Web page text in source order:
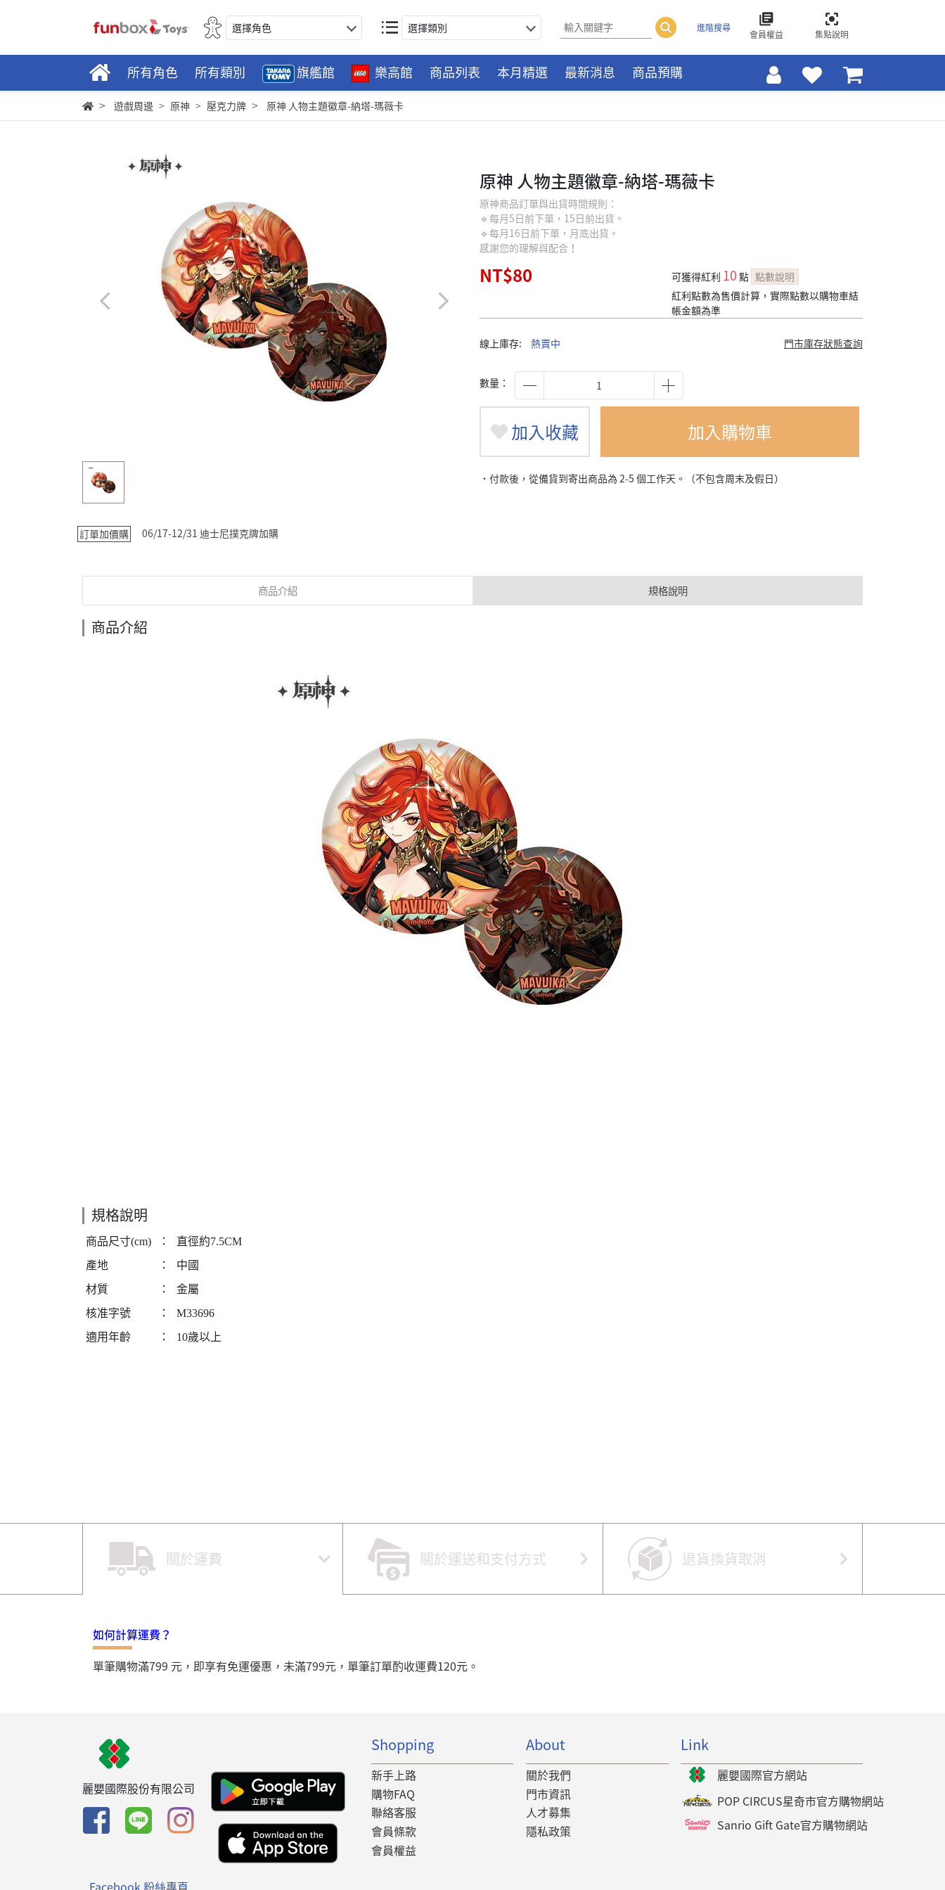
選擇角色 選擇類別 進階搜尋
會員權益 集點說明
所有角色 所有類別 旗艦館 樂高館 商品列表 本月精選 最新消息 商品預購
遊戲周邊 原神 壓克力牌 原神 人物主題徽章-納塔-瑪薇卡
原神 人物主題徽章-納塔-瑪薇卡
原神商品訂單與出貨時間規則：
🔹每月5日前下單，15日前出貨。
🔹每月16日前下單，月底出貨。
感謝您的理解與配合！
NT$80 可獲得紅利 10 點 點數說明
紅利點數為售價計算，實際點數以購物車結
帳金額為準
線上庫存: 熱賣中 門市庫存狀態查詢
數量：
加入收藏 加入購物車
˙付款後，從備貨到寄出商品為 2-5 個工作天。（不包含周末及假日）
訂單加價購 06/17-12/31 迪士尼撲克牌加購
商品介紹 規格說明
商品介紹
規格說明
商品尺寸(cm) ：
直徑約7.5CM
產地
：
中國
材質
：
金屬
核准字號
：
M33696
適用年齡
： 10歲以上
關於運費 關於運送和支付方式 退貨換貨取消
如何計算運費？
單筆購物滿799 元，即享有免運優惠，未滿799元，單筆訂單酌收運費120元。
麗嬰國際股份有限公司
Shopping
新手上路
購物FAQ
聯絡客服
會員條款
會員權益
About
關於我們
門市資訊
人才募集
隱私政策
Link
麗嬰國際官方網站
POP CIRCUS星奇市官方購物網站
Sanrio Gift Gate官方購物網站
Facebook 粉絲專頁